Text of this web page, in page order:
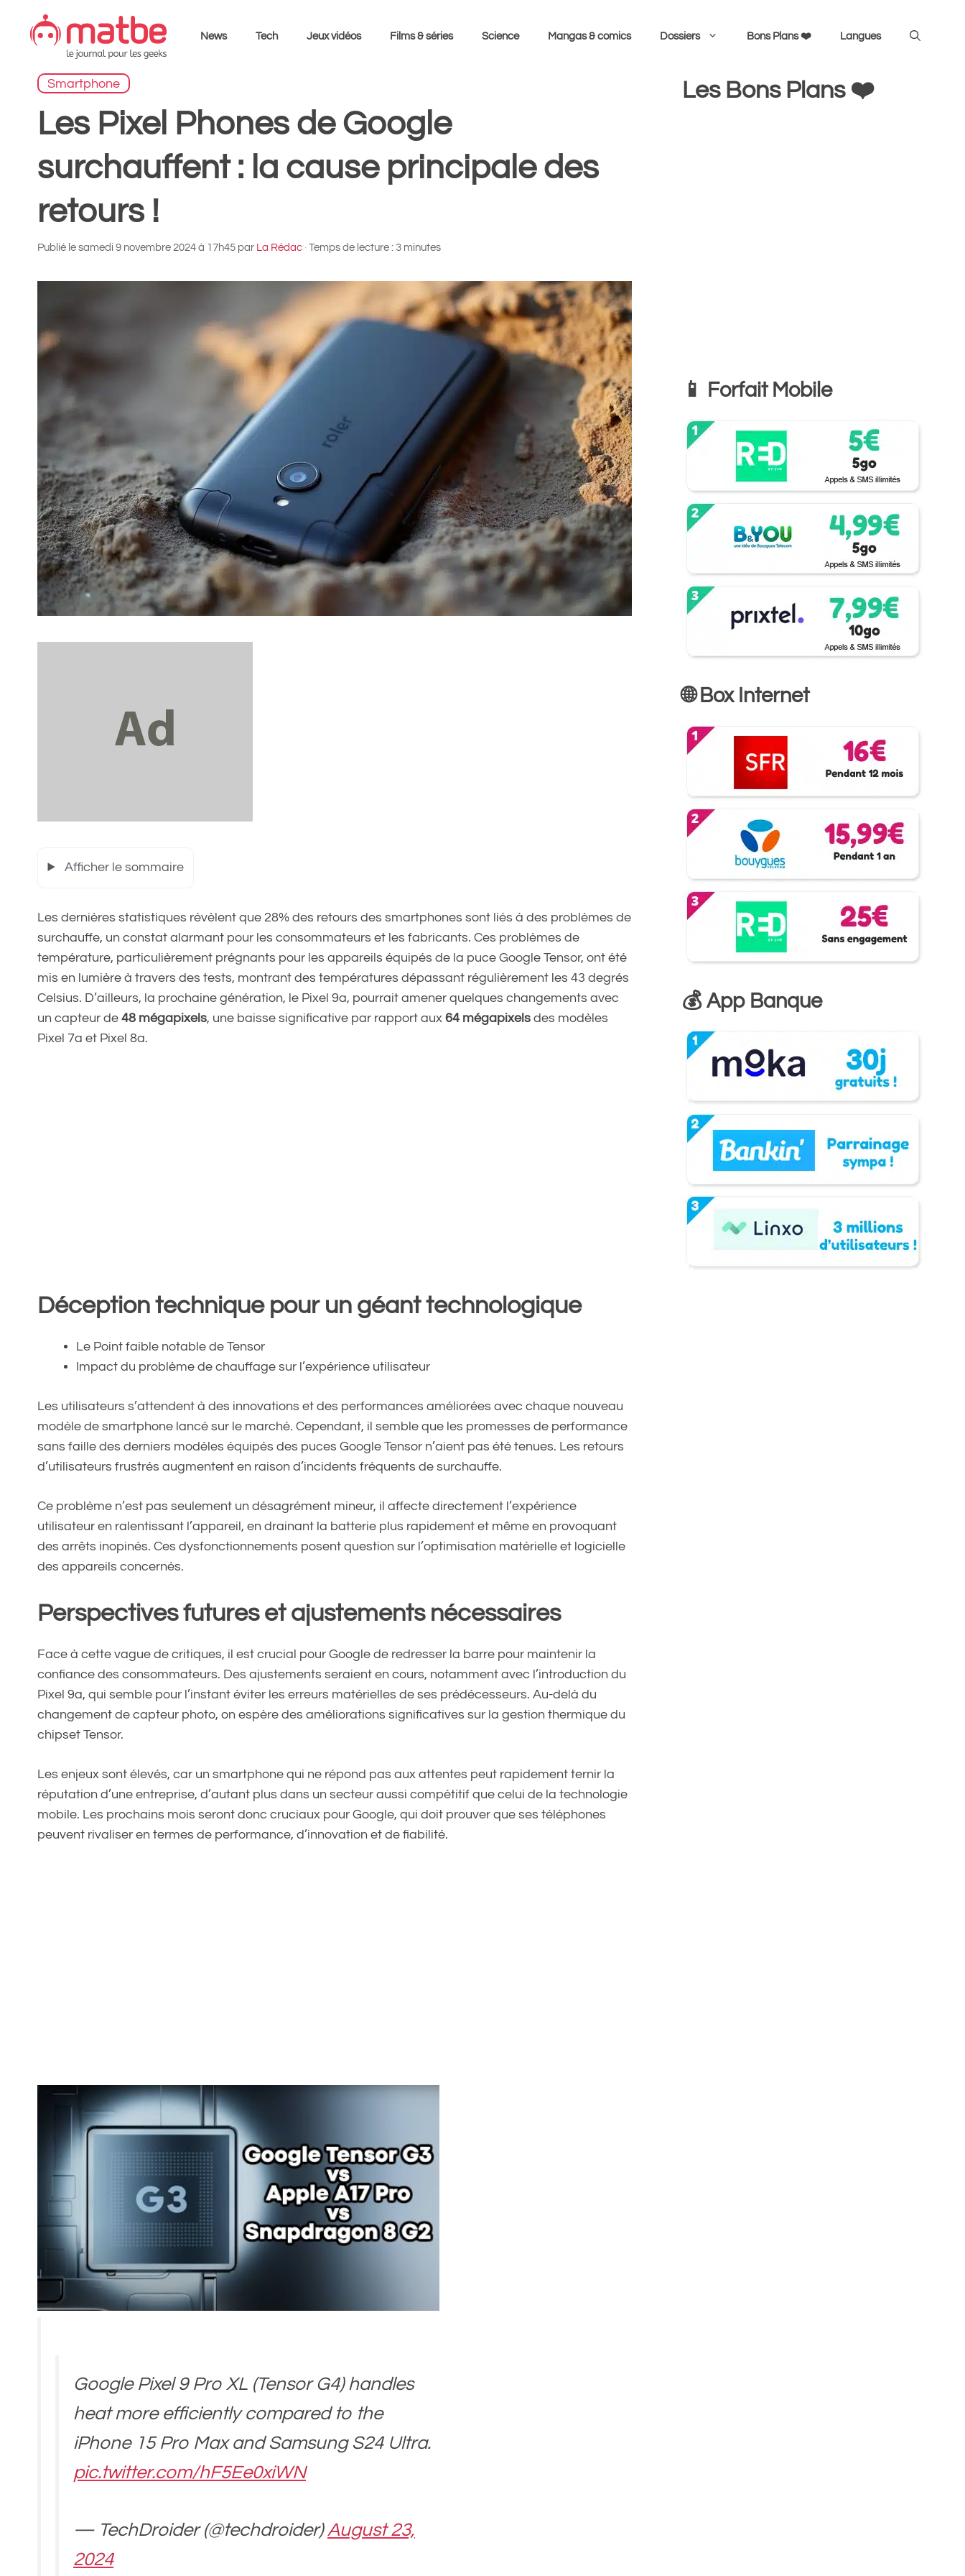
contenu
News Tech Jeux vidéos Films & séries Science Mangas & comics Dossiers Bons Plans ❤️ Langues
Smartphone
Les Pixel Phones de Google
surchauffent : la cause principale des
retours !
Publié lesamedi 9 novembre 2024 à 17h45 par La Rédac · Temps de lecture : 3 minutes
Afficher le sommaire
Les dernières statistiques révèlent que 28% des retours des smartphones sont liés à des problèmes de
surchauffe, un constat alarmant pour les consommateurs et les fabricants. Ces problèmes de
température, particulièrement prégnants pour les appareils équipés de la puce Google Tensor, ont été
mis en lumière à travers des tests, montrant des températures dépassant régulièrement les 43 degrés
Celsius. D’ailleurs, la prochaine génération, le Pixel 9a, pourrait amener quelques changements avec
un capteur de 48 mégapixels, une baisse significative par rapport aux 64 mégapixels des modèles
Pixel 7a et Pixel 8a.
Déception technique pour un géant technologique
Le Point faible notable de Tensor
Impact du problème de chauffage sur l’expérience utilisateur
Les utilisateurs s’attendent à des innovations et des performances améliorées avec chaque nouveau
modèle de smartphone lancé sur le marché. Cependant, il semble que les promesses de performance
sans faille des derniers modèles équipés des puces Google Tensor n’aient pas été tenues. Les retours
d’utilisateurs frustrés augmentent en raison d’incidents fréquents de surchauffe.
Ce problème n’est pas seulement un désagrément mineur, il affecte directement l’expérience
utilisateur en ralentissant l’appareil, en drainant la batterie plus rapidement et même en provoquant
des arrêts inopinés. Ces dysfonctionnements posent question sur l’optimisation matérielle et logicielle
des appareils concernés.
Perspectives futures et ajustements nécessaires
Face à cette vague de critiques, il est crucial pour Google de redresser la barre pour maintenir la
confiance des consommateurs. Des ajustements seraient en cours, notamment avec l’introduction du
Pixel 9a, qui semble pour l’instant éviter les erreurs matérielles de ses prédécesseurs. Au-delà du
changement de capteur photo, on espère des améliorations significatives sur la gestion thermique du
chipset Tensor.
Les enjeux sont élevés, car un smartphone qui ne répond pas aux attentes peut rapidement ternir la
réputation d’une entreprise, d’autant plus dans un secteur aussi compétitif que celui de la technologie
mobile. Les prochains mois seront donc cruciaux pour Google, qui doit prouver que ses téléphones
peuvent rivaliser en termes de performance, d’innovation et de fiabilité.
Google Pixel 9 Pro XL (Tensor G4) handles
heat more efficiently compared to the
iPhone 15 Pro Max and Samsung S24 Ultra.
pic.twitter.com/hF5Ee0xiWN
— TechDroider (@techdroider)August 23,
2024
Les Bons Plans ❤️
📱 Forfait Mobile
🌐 Box Internet
💰 App Banque